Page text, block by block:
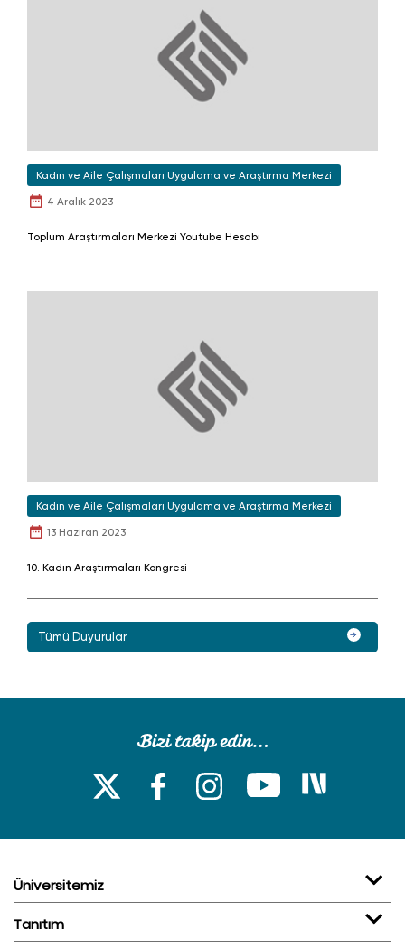
Kadın ve Aile Çalışmaları Uygulama ve Araştırma Merkezi
4 Aralık 2023
Toplum Araştırmaları Merkezi Youtube Hesabı
Kadın ve Aile Çalışmaları Uygulama ve Araştırma Merkezi
13 Haziran 2023
10. Kadın Araştırmaları Kongresi
Tümü Duyurular
Üniversitemiz
Tanıtım